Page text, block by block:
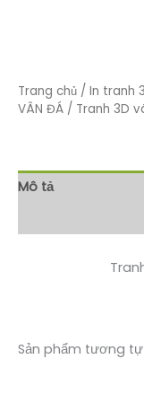
Trang chủ / In tranh
VÂN ĐÁ / Tranh 3D
Mô tả
Sản phẩm tương tự